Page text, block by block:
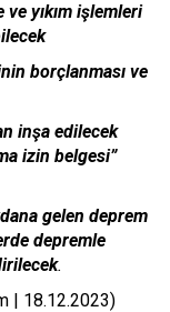
yıkım işlemleri
borçlanması ve
inşa edilecek
izin belgesi”
gelen deprem
depremle
.
| 18.12.2023)